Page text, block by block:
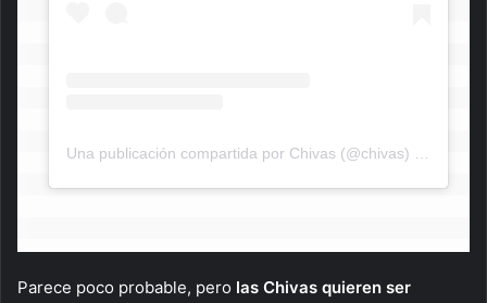
Una publicación compartida por Chivas (@chivas)
Parece poco probable, pero las Chivas quieren ser